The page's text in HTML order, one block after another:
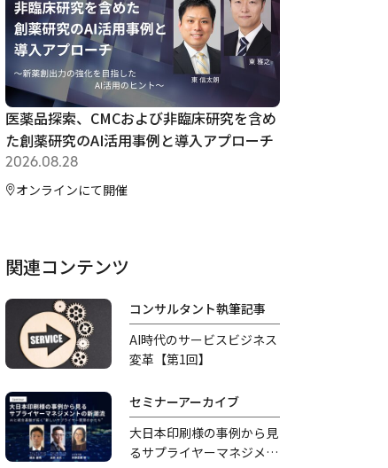
医薬品探索、CMCおよび非臨床研究を含め
た創薬研究のAI活用事例と導入アプローチ
2026.08.28
オンラインにて開催
関連コンテンツ
コンサルタント執筆記事
AI時代のサービスビジネス
変革【第1回】
セミナーアーカイブ
大日本印刷様の事例から見
るサプライヤーマネジメン